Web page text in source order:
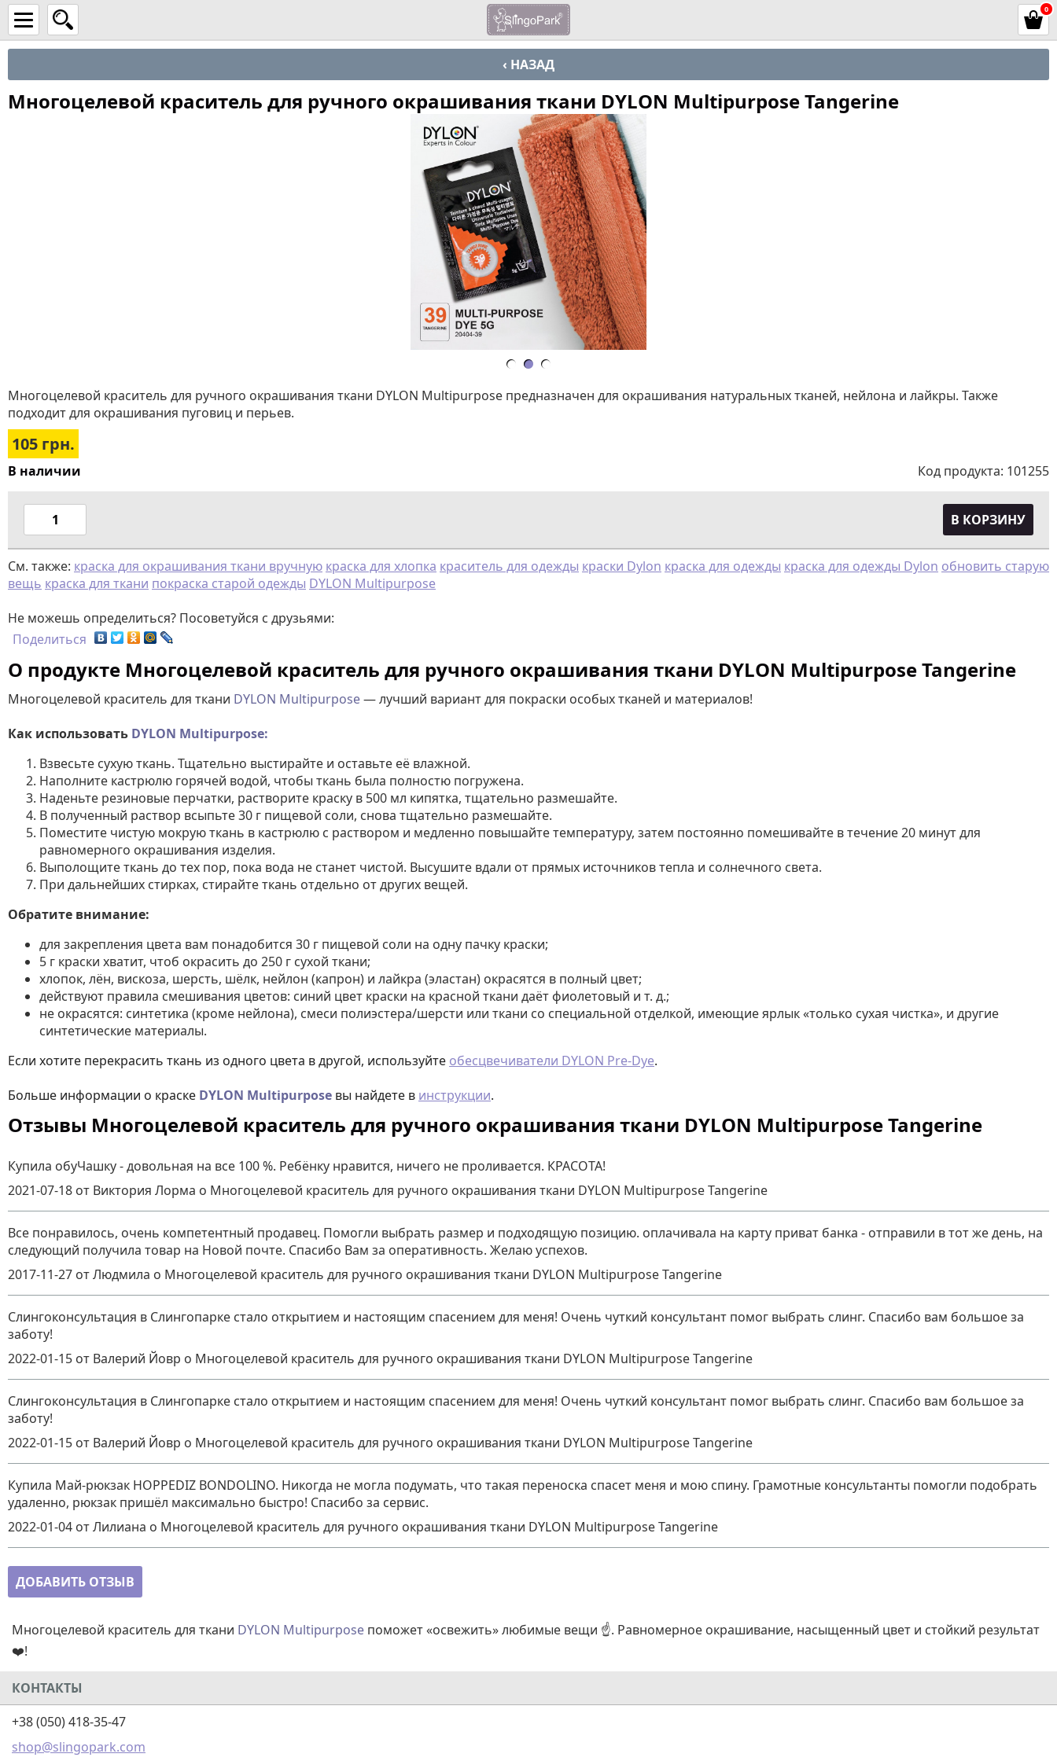
0
‹ НАЗАД
Многоцелевой краситель для ручного окрашивания ткани DYLON Multipurpose Tangerine
Многоцелевой краситель для ручного окрашивания ткани DYLON Multipurpose предназначен для окрашивания натуральных тканей, нейлона и лайкры. Также
подходит для окрашивания пуговиц и перьев.
105 грн.
В наличии Код продукта: 101255
В КОРЗИНУ
См. также: краска для окрашивания ткани вручную краска для хлопка краситель для одежды краски Dylon краска для одежды краска для одежды Dylon обновить старую
вещь краска для ткани покраска старой одежды DYLON Multipurpose
Не можешь определиться? Посоветуйся с друзьями:
Поделиться
О продукте Многоцелевой краситель для ручного окрашивания ткани DYLON Multipurpose Tangerine
Многоцелевой краситель для ткани DYLON Multipurpose— лучший вариант для покраски особых тканей и материалов!
Как использовать DYLON Multipurpose:
Взвесьте сухую ткань. Тщательно выстирайте и оставьте её влажной.
Наполните кастрюлю горячей водой, чтобы ткань была полностю погружена.
Наденьте резиновые перчатки, растворите краску в 500 мл кипятка, тщательно размешайте.
В полученный раствор всыпьте 30 г пищевой соли, снова тщательно размешайте.
Поместите чистую мокрую ткань в кастрюлю с раствором и медленно повышайте температуру, затем постоянно помешивайте в течение 20 минут для
равномерного окрашивания изделия.
Выполощите ткань до тех пор, пока вода не станет чистой. Высушите вдали от прямых источников тепла и солнечного света.
При дальнейших стирках, стирайте ткань отдельно от других вещей.
Обратите внимание:
для закрепления цвета вам понадобится 30 г пищевой соли на одну пачку краски;
5 г краски хватит, чтоб окрасить до 250 г сухой ткани;
хлопок, лён, вискоза, шерсть, шёлк, нейлон (капрон) и лайкра (эластан) окрасятся в полный цвет;
действуют правила смешивания цветов: синий цвет краски на красной ткани даёт фиолетовый и т. д.;
не окрасятся: синтетика (кроме нейлона), смеси полиэстера/шерсти или ткани со специальной отделкой, имеющие ярлык «только сухая чистка», и другие
синтетические материалы.
Если хотите перекрасить ткань из одного цвета в другой, используйте обесцвечиватели DYLON Pre-Dye.
Больше информации о краске DYLON Multipurpose вы найдете в инструкции.
Отзывы Многоцелевой краситель для ручного окрашивания ткани DYLON Multipurpose Tangerine
Купила обуЧашку - довольная на все 100 %. Ребёнку нравится, ничего не проливается. КРАСОТА!
2021-07-18 от Виктория Лорма о Многоцелевой краситель для ручного окрашивания ткани DYLON Multipurpose Tangerine
Все понравилось, очень компетентный продавец. Помогли выбрать размер и подходящую позицию. оплачивала на карту приват банка - отправили в тот же день, на
следующий получила товар на Новой почте. Спасибо Вам за оперативность. Желаю успехов.
2017-11-27 от Людмила о Многоцелевой краситель для ручного окрашивания ткани DYLON Multipurpose Tangerine
Слингоконсультация в Слингопарке стало открытием и настоящим спасением для меня! Очень чуткий консультант помог выбрать слинг. Спасибо вам большое за
заботу!
2022-01-15 от Валерий Йовр о Многоцелевой краситель для ручного окрашивания ткани DYLON Multipurpose Tangerine
Слингоконсультация в Слингопарке стало открытием и настоящим спасением для меня! Очень чуткий консультант помог выбрать слинг. Спасибо вам большое за
заботу!
2022-01-15 от Валерий Йовр о Многоцелевой краситель для ручного окрашивания ткани DYLON Multipurpose Tangerine
Купила Май-рюкзак HOPPEDIZ BONDOLINO. Никогда не могла подумать, что такая переноска спасет меня и мою спину. Грамотные консультанты помогли подобрать
удаленно, рюкзак пришёл максимально быстро! Спасибо за сервис.
2022-01-04 от Лилиана о Многоцелевой краситель для ручного окрашивания ткани DYLON Multipurpose Tangerine
ДОБАВИТЬ ОТЗЫВ
Многоцелевой краситель для ткани DYLON Multipurpose поможет «освежить» любимые вещи ☝️. Равномерное окрашивание, насыщенный цвет и стойкий результат
❤️!
КОНТАКТЫ
+38 (050) 418-35-47
shop@slingopark.com